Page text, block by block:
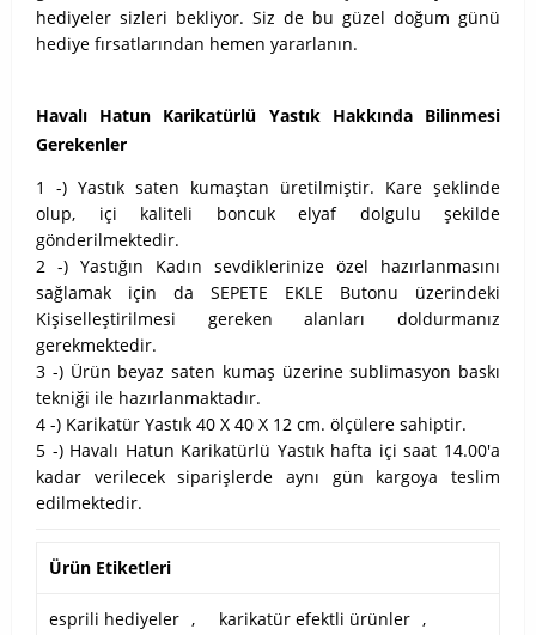
hediyeler sizleri bekliyor. Siz de bu güzel doğum günü
hediye fırsatlarından hemen yararlanın.
Havalı Hatun Karikatürlü Yastık Hakkında Bilinmesi
Gerekenler
1 -) Yastık saten kumaştan üretilmiştir. Kare şeklinde
olup, içi kaliteli boncuk elyaf dolgulu şekilde
gönderilmektedir.
2 -) Yastığın Kadın sevdiklerinize özel hazırlanmasını
sağlamak için da SEPETE EKLE Butonu üzerindeki
Kişiselleştirilmesi gereken alanları doldurmanız
gerekmektedir.
3 -) Ürün beyaz saten kumaş üzerine sublimasyon baskı
tekniği ile hazırlanmaktadır.
4 -) Karikatür Yastık 40 X 40 X 12 cm. ölçülere sahiptir.
5 -) Havalı Hatun Karikatürlü Yastık hafta içi saat 14.00'a
kadar verilecek siparişlerde aynı gün kargoya teslim
edilmektedir.
Ürün Etiketleri
esprili hediyeler , karikatür efektli ürünler ,